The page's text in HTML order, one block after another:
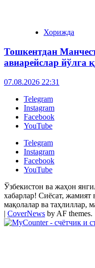
Хорижда
Тошкентдан
авиарейслар
07.08.2026 22:31
Telegram
Instagram
Facebook
YouTube
Telegram
Instagram
Facebook
YouTube
Ўзбекистон ва жаҳон
хабарлар! Сиёсат, жамият
мақолалар ва таҳлиллар,
| CoverNews by AF themes.